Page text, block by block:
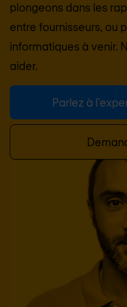
plongeons dans les
entre fournisseurs, ou
informatiques à venir.
aider.
Parlez à